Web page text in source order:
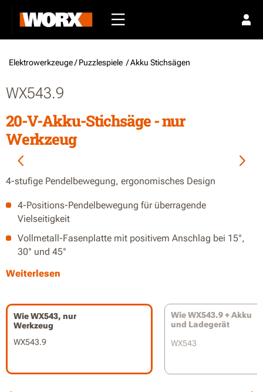
Elektrowerkzeuge /Puzzlespiele / Akku Stichsägen
WX543.9
20-V-Akku-Stichsäge - nur
Werkzeug
4-stufige Pendelbewegung, ergonomisches Design
4-Positions-Pendelbewegung für überragende
Vielseitigkeit
Vollmetall-Fasenplatte mit positivem Anschlag bei 15°,
30° und 45°
Präzisionsklingenführung für Genauigkeit in engen Kurven
der Schnittlinie
Ergonomisch geformter Griff für hervorragende
Manövrierfähigkeit
Weiterlesen
Wie WX543, nur
Werkzeug
WX543.9
Wie WX543.9 + Akku
und Ladegerät
WX543